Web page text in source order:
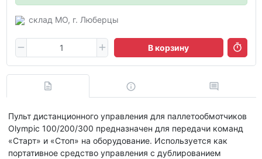
склад МО, г. Люберцы
В корзину
Пульт дистанционного управления для паллетообмотчиков
Olympic 100/200/300 предназначен для передачи команд
«Старт» и «Стоп» на оборудование. Используется как
портативное средство управления с дублированием